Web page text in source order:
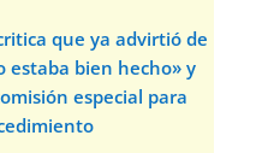
que ya advirtió de
estaba bien hecho» y
especial para